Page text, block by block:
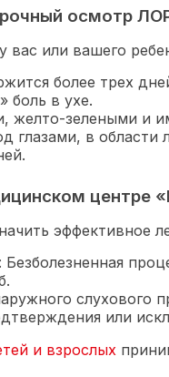
осмотр
вас или вашего
более трех
боль в ухе.
желто-зелеными и
глазами, в области
центре
эффективное
: Безболезненная
слухового
или
и взрослых